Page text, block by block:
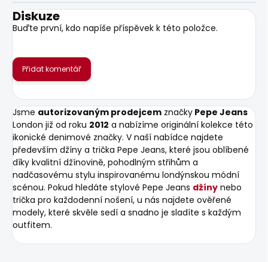
Diskuze
Buďte první, kdo napíše příspěvek k této položce.
Přidat komentář
Jsme autorizovaným prodejcem značky Pepe Jeans
London již od roku 2012 a nabízíme originální kolekce této
ikonické denimové značky. V naší nabídce najdete
především džíny a trička Pepe Jeans, které jsou oblíbené
díky kvalitní džínovině, pohodlným střihům a
nadčasovému stylu inspirovanému londýnskou módní
scénou. Pokud hledáte stylové Pepe Jeans džíny nebo
trička pro každodenní nošení, u nás najdete ověřené
modely, které skvěle sedí a snadno je sladíte s každým
outfitem.